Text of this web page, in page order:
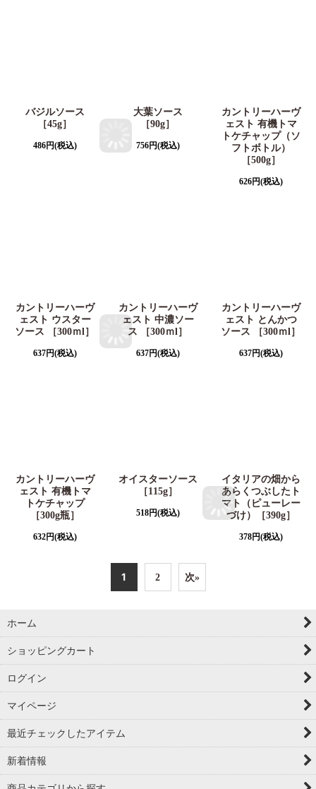
バジルソース
［45g］
486円(税込)
大葉ソース
［90g］
756円(税込)
カントリーハーヴ
ェスト 有機トマ
トケチャップ（ソ
フトボトル）
［500g］
626円(税込)
カントリーハーヴ
ェスト ウスター
ソース ［300ｍl］
637円(税込)
カントリーハーヴ
ェスト 中濃ソー
ス ［300ｍl］
637円(税込)
カントリーハーヴ
ェスト とんかつ
ソース ［300ｍl］
637円(税込)
カントリーハーヴ
ェスト 有機トマ
トケチャップ
［300g瓶］
632円(税込)
オイスターソース
［115g］
518円(税込)
イタリアの畑から
あらくつぶしたト
マト（ピューレー
づけ）［390g］
378円(税込)
1 2 次»
ホーム
ショッピングカート
ログイン
マイページ
最近チェックしたアイテム
新着情報